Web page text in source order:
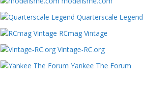
Quarterscale Legend
RCmag Vintage
Vintage-RC.org
Yankee The Forum